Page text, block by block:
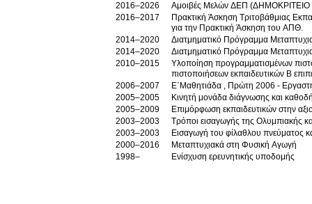
2016–2026
Αμοιβές Μελών ΔΕΠ
2016–2017
Πρακτική Άσκηση Τριτοβάθμιας
για την Πρακτική Άσκηση του ΑΠΘ.
2014–2020
Διατμηματικό Πρόγραμμα
2014–2020
Διατμηματικό Πρόγραμμα
2010–2015
Υλοποίηση προγραμματισμένων
πιστοποιήσεων εκπαιδευτικών Β
2006–2007
Ε΄Μαθητιάδα , Πρώτη 2006 -
2005–2005
Κινητή μονάδα διάγνωσης και
2005–2009
Επιμόρφωση εκπαιδευτικών στην
2003–2003
Τρόποι εισαγωγής της Ολυμπιακής
2003–2003
Εισαγωγή του φίλαθλου πνεύματος
2000–2016
Μεταπτυχιακά στη Φυσική Αγωγή
1998–
Ενίσχυση ερευνητικής υποδομής